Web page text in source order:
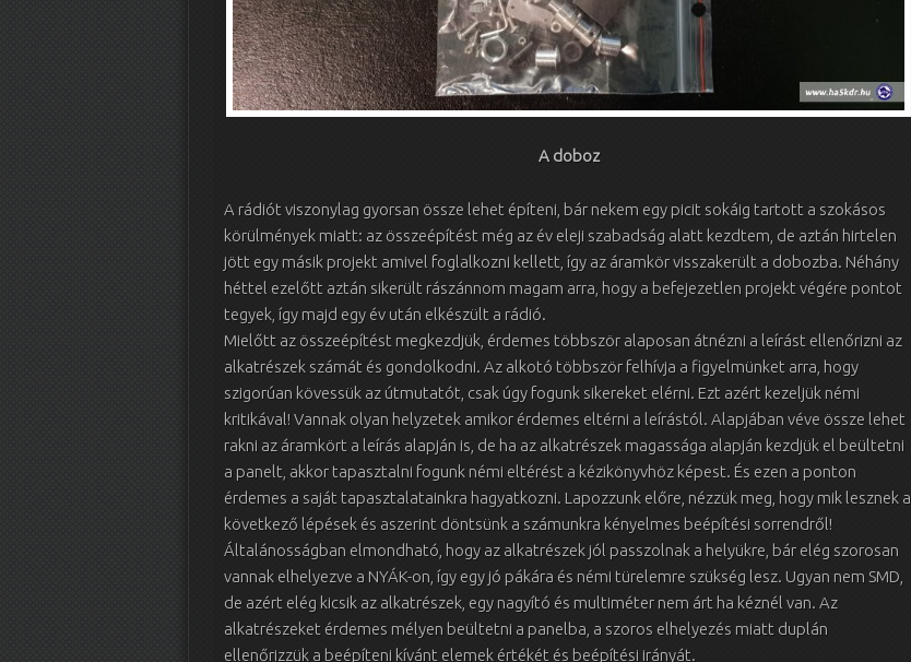
A doboz
A rádiót viszonylag gyorsan össze lehet építeni, bár nekem egy picit sokáig tartott a szokásos
körülmények miatt: az összeépítést még az év eleji szabadság alatt kezdtem, de aztán hirtelen
jött egy másik projekt amivel foglalkozni kellett, így az áramkör visszakerült a dobozba. Néhány
héttel ezelőtt aztán sikerült rászánnom magam arra, hogy a befejezetlen projekt végére pontot
tegyek, így majd egy év után elkészült a rádió.
Mielőtt az összeépítést megkezdjük, érdemes többször alaposan átnézni a leírást ellenőrizni az
alkatrészek számát és gondolkodni. Az alkotó többször felhívja a figyelmünket arra, hogy
szigorúan kövessük az útmutatót, csak úgy fogunk sikereket elérni. Ezt azért kezeljük némi
kritikával! Vannak olyan helyzetek amikor érdemes eltérni a leírástól. Alapjában véve össze lehet
rakni az áramkört a leírás alapján is, de ha az alkatrészek magassága alapján kezdjük el beültetni
a panelt, akkor tapasztalni fogunk némi eltérést a kézikönyvhöz képest. És ezen a ponton
érdemes a saját tapasztalatainkra hagyatkozni. Lapozzunk előre, nézzük meg, hogy mik lesznek a
következő lépések és aszerint döntsünk a számunkra kényelmes beépítési sorrendről!
Általánosságban elmondható, hogy az alkatrészek jól passzolnak a helyükre, bár elég szorosan
vannak elhelyezve a NYÁK-on, így egy jó pákára és némi türelemre szükség lesz. Ugyan nem SMD,
de azért elég kicsik az alkatrészek, egy nagyító és multiméter nem árt ha kéznél van. Az
alkatrészeket érdemes mélyen beültetni a panelba, a szoros elhelyezés miatt duplán
ellenőrizzük a beépíteni kívánt elemek értékét és beépítési irányát.